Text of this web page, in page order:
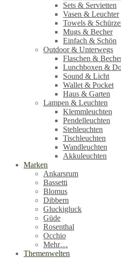
Sets & Servietten
Vasen & Leuchter
Towels &
Mugs & Becher
Einfach & Schön
Outdoor & Unterwegs
Flaschen &
Lunchboxen &
Sound & Licht
Wallet & Pocket
Haus & Garten
Lampen & Leuchten
Klemmleuchten
Pendelleuchten
Stehleuchten
Tischleuchten
Wandleuchten
Akkuleuchten
Marken
Ankarsrum
Bassetti
Blomus
Dibbern
Gluckigluck
Güde
Rosenthal
Occhio
Mehr…
Themenwelten